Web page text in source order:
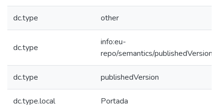
dc.type other
dc.type
info:eu-
repo/semantics/publishedVersion
dc.type publishedVersion
dc.type.local Portada